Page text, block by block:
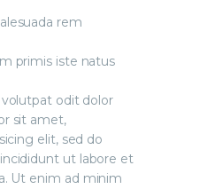
rem
primis iste natus
odit dolor
sit amet,
elit, sed do
ut labore et
Ut enim ad minim